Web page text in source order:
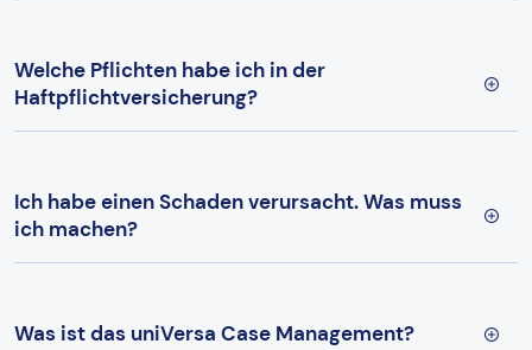
Welche Pflichten habe ich in der
Haftpflichtversicherung?
Ich habe einen Schaden verursacht. Was muss
ich machen?
Was ist das uniVersa Case Management?